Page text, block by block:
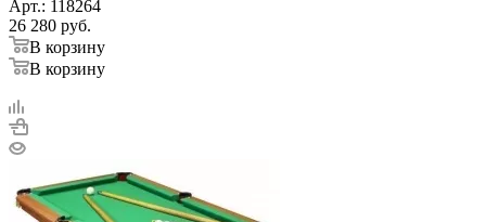
Арт.: 118264
26 280 руб.
В корзину
В корзину